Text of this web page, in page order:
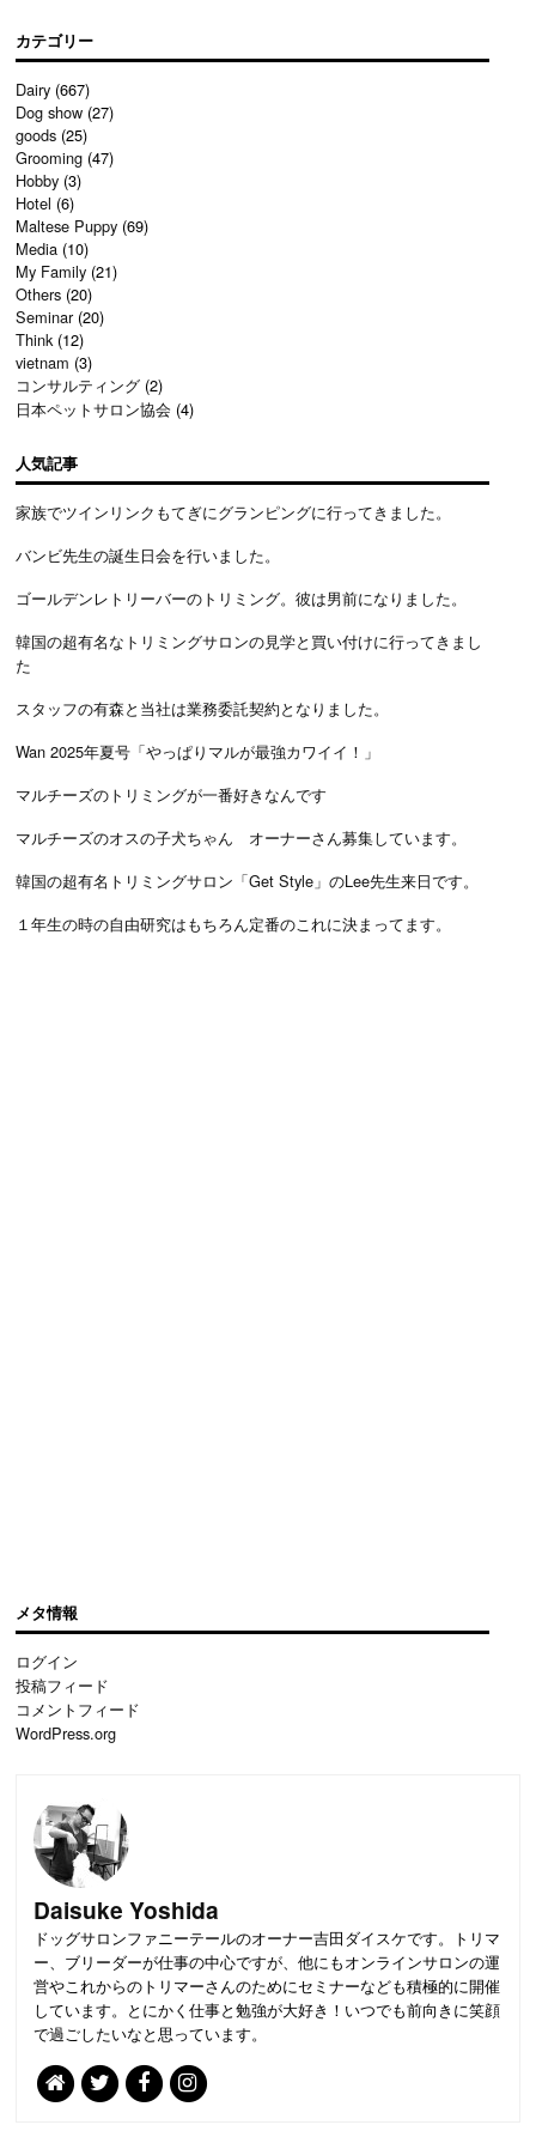
カテゴリー
Dairy (667)
Dog show (27)
goods (25)
Grooming (47)
Hobby (3)
Hotel (6)
Maltese Puppy (69)
Media (10)
My Family (21)
Others (20)
Seminar(20)
Think(12)
vietnam (3)
コンサルティング (2)
日本ペットサロン協会 (4)
人気記事
家族でツインリンクもてぎにグランピングに行ってきました。
バンビ先生の誕生日会を行いました。
ゴールデンレトリーバーのトリミング。彼は男前になりました。
韓国の超有名なトリミングサロンの見学と買い付けに行ってきまし
た
スタッフの有森と当社は業務委託契約となりました。
Wan 2025年夏号「やっぱりマルが最強カワイイ！」
マルチーズのトリミングが一番好きなんです
マルチーズのオスの子犬ちゃん オーナーさん募集しています。
韓国の超有名トリミングサロン「Get Style」のLee先生来日です。
１年生の時の自由研究はもちろん定番のこれに決まってます。
メタ情報
ログイン
投稿フィード
コメントフィード
WordPress.org
Daisuke Yoshida
ドッグサロンファニーテールのオーナー吉田ダイスケです。トリマ
ー、ブリーダーが仕事の中心ですが、他にもオンラインサロンの運
営やこれからのトリマーさんのためにセミナーなども積極的に開催
しています。とにかく仕事と勉強が大好き！いつでも前向きに笑顔
で過ごしたいなと思っています。